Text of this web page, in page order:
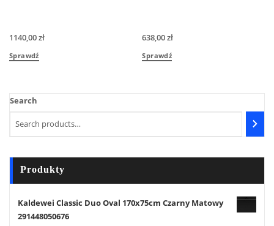
1140,00zł
Sprawdź
638,00zł
Sprawdź
Search
Produkty
Kaldewei Classic Duo Oval 170x75cm Czarny Matowy
291448050676